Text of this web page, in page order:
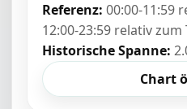
Referenz: 00:00-11:59
12:00-23:59 relativ
Historische Spanne:
Chart